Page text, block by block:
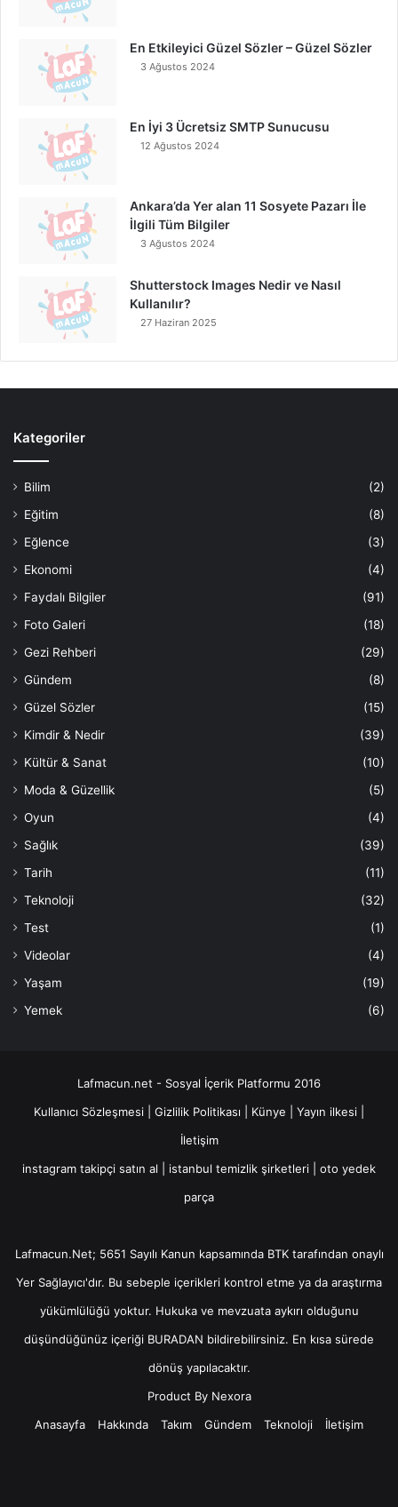
En Etkileyici Güzel Sözler – Güzel Sözler
3 Ağustos 2024
En İyi 3 Ücretsiz SMTP Sunucusu
12 Ağustos 2024
Ankara’da Yer alan 11 Sosyete Pazarı İle
İlgili Tüm Bilgiler
3 Ağustos 2024
Shutterstock Images Nedir ve Nasıl
Kullanılır?
27 Haziran 2025
Kategoriler
Bilim
(2)
Eğitim
(8)
Eğlence
(3)
Ekonomi
(4)
Faydalı Bilgiler
(91)
Foto Galeri
(18)
Gezi Rehberi
(29)
Gündem
(8)
Güzel Sözler
(15)
Kimdir & Nedir
(39)
Kültür & Sanat
(10)
Moda & Güzellik
(5)
Oyun
(4)
Sağlık
(39)
Tarih
(11)
Teknoloji
(32)
Test
(1)
Videolar
(4)
Yaşam
(19)
Yemek
(6)
Lafmacun.net - Sosyal İçerik Platformu 2016
Kullanıcı Sözleşmesi
Gizlilik Politikası Künye Yayın ilkesi
İletişim
instagram takipçi satın al
istanbul temizlik şirketleri
oto yedek
parça
Lafmacun.Net; 5651 Sayılı Kanun kapsamında BTK tarafından onaylı
Yer Sağlayıcı'dır. Bu sebeple içerikleri kontrol etme ya da araştırma
yükümlülüğü yoktur. Hukuka ve mevzuata aykırı olduğunu
düşündüğünüz içeriği BURADAN bildirebilirsiniz. En kısa sürede
dönüş yapılacaktır.
Product By Nexora
Anasayfa
Hakkında Takım Gündem Teknoloji İletişim